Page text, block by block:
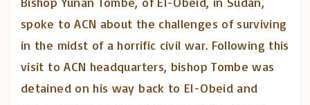
spoke to ACN about the challenges of surviving
in the midst of a horrific civil war. Following this
visit to ACN headquarters, bishop Tombe was
detained on his way back to El-Obeid and